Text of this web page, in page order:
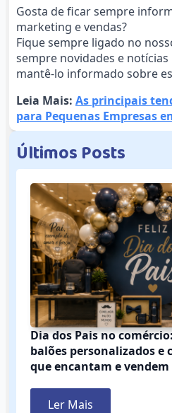
Gosta de ficar sempre
marketing e vendas?
Fique sempre ligado no
sempre novidades e
mantê-lo informado sobre
Leia Mais: As principais
para Pequenas Empresas
ÚltimosPosts
Dia dos Pais no
balões personalizados e
que encantam e
Ler Mais